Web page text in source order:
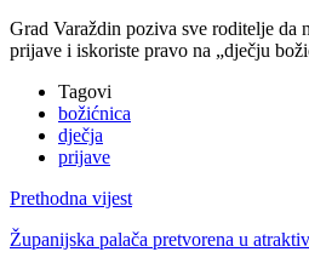
Grad Varaždin poziva sve roditelje da
prijave i iskoriste pravo na „dječju
Tagovi
božićnica
dječja
prijave
Prethodna vijest
Županijska palača pretvorena u